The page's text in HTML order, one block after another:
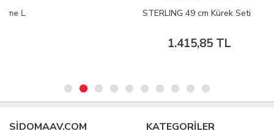
STERLING 49 cm Kürek Seti
1.415,85 TL
SIDOMAAV.COM KATEGORİLER